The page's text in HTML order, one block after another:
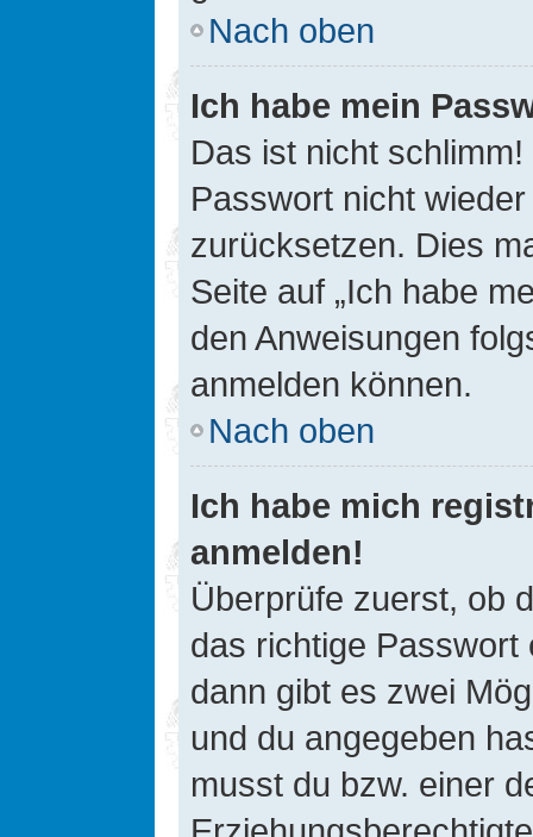
Nach oben
Ich habe mein
Das ist nicht
Passwort nicht
zurücksetzen. Dies
Seite auf „Ich habe
den Anweisungen
anmelden können.
Nach oben
Ich habe mich
anmelden!
Überprüfe zuerst, ob
das richtige Passwort
dann gibt es zwei
und du angegeben
musst du bzw. einer